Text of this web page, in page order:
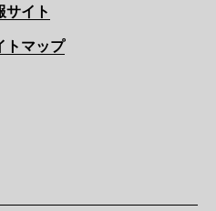
サイト
トマップ